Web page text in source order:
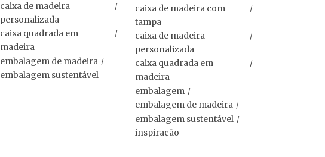
caixa de madeira
personalizada
caixa quadrada em
madeira
embalagem de madeira
embalagem sustentável
caixa de madeira com
tampa
caixa de madeira
personalizada
caixa quadrada em
madeira
embalagem
embalagem de madeira
embalagem sustentável
inspiração